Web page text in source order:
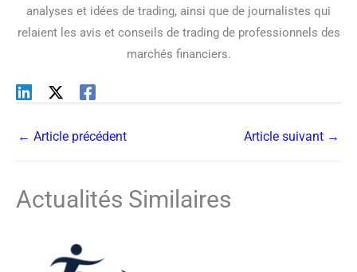
analyses et idées de trading, ainsi que de journalistes qui
relaient les avis et conseils de trading de professionnels des
marchés financiers.
← Article précédent Article suivant →
Actualités Similaires